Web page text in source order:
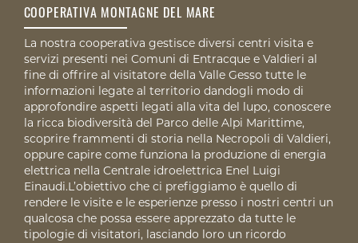
COOPERATIVA MONTAGNE DEL MARE
La nostra cooperativa gestisce diversi centri visita e
servizi presenti nei Comuni di Entracque e Valdieri al
fine di offrire al visitatore della Valle Gesso tutte le
informazioni legate al territorio dandogli modo di
approfondire aspetti legati alla vita del lupo, conoscere
la ricca biodiversità del Parco delle Alpi Marittime,
scoprire frammenti di storia nella Necropoli di Valdieri,
oppure capire come funziona la produzione di energia
elettrica nella Centrale idroelettrica Enel Luigi
Einaudi.L’obiettivo che ci prefiggiamo è quello di
rendere le visite e le esperienze presso i nostri centri un
qualcosa che possa essere apprezzato da tutte le
tipologie di visitatori, lasciando loro un ricordo